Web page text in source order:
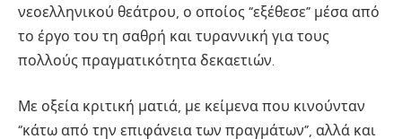
νεοελληνικού θεάτρου, ο οποίος “εξέθεσε” μέσα από
το έργο του τη σαθρή και τυραννική για τους
πολλούς πραγματικότητα δεκαετιών.
Με οξεία κριτική ματιά, με κείμενα που κινούνταν
“κάτω από την επιφάνεια των πραγμάτων”, αλλά και